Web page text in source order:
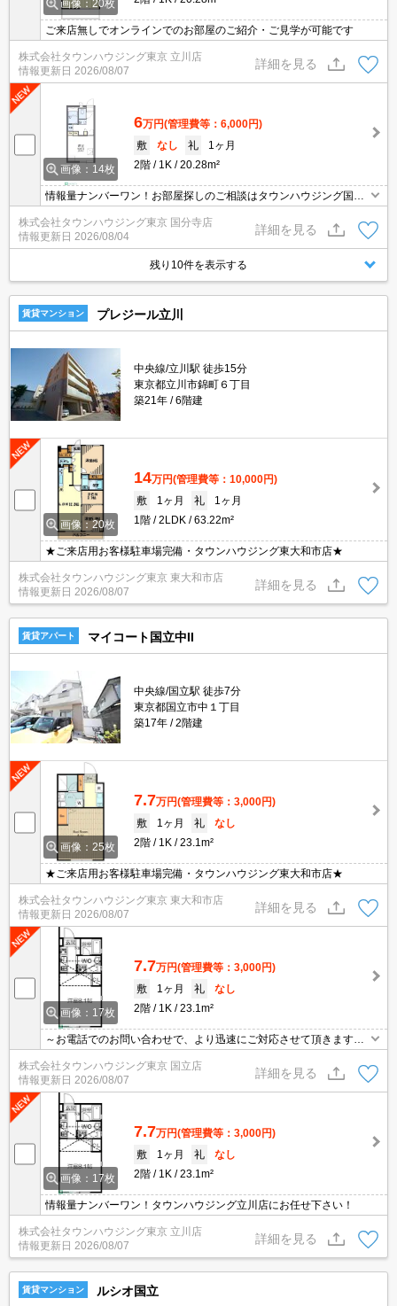
画像：20枚
ご来店無しでオンラインでのお部屋のご紹介・ご見学が可能です
株式会社タウンハウジング東京 立川店
情報更新日 2026/08/07
詳細を見る
画像：14枚
6万円(管理費等：6,000円)
敷
なし 礼
1ヶ月
2階
1K 20.28m²
情報量ナンバーワン！お部屋探しのご相談はタウンハウジング国分
寺店にお任せを！
株式会社タウンハウジング東京 国分寺店
情報更新日 2026/08/04
詳細を見る
残り10件を表示する
賃貸マンション プレジール立川
中央線/立川駅 徒歩15分
東京都立川市錦町６丁目
築21年
6階建
画像：20枚
14万円(管理費等：10,000円)
敷
1ヶ月 礼
1ヶ月
1階
2LDK 63.22m²
★ご来店用お客様駐車場完備・タウンハウジング東大和市店★
株式会社タウンハウジング東京 東大和市店
情報更新日 2026/08/07
詳細を見る
賃貸アパート マイコート国立中II
中央線/国立駅 徒歩7分
東京都国立市中１丁目
築17年
2階建
画像：25枚
7.7万円(管理費等：3,000円)
敷
1ヶ月 礼
なし
2階
1K 23.1m²
★ご来店用お客様駐車場完備・タウンハウジング東大和市店★
株式会社タウンハウジング東京 東大和市店
情報更新日 2026/08/07
詳細を見る
画像：17枚
7.7万円(管理費等：3,000円)
敷
1ヶ月 礼
なし
2階
1K 23.1m²
～お電話でのお問い合わせで、より迅速にご対応させて頂きます～
地域密着タウンハウジング【国立店】まで～
株式会社タウンハウジング東京 国立店
情報更新日 2026/08/07
詳細を見る
画像：17枚
7.7万円(管理費等：3,000円)
敷
1ヶ月 礼
なし
2階
1K 23.1m²
情報量ナンバーワン！タウンハウジング立川店にお任せ下さい！
株式会社タウンハウジング東京 立川店
情報更新日 2026/08/07
詳細を見る
賃貸マンション ルシオ国立